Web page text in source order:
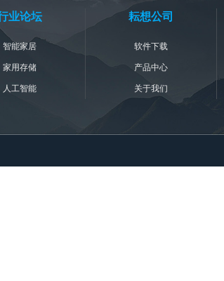
业论坛
智能家居
家用存储
人工智能
耘想公司
软件下载
产品中心
关于我们